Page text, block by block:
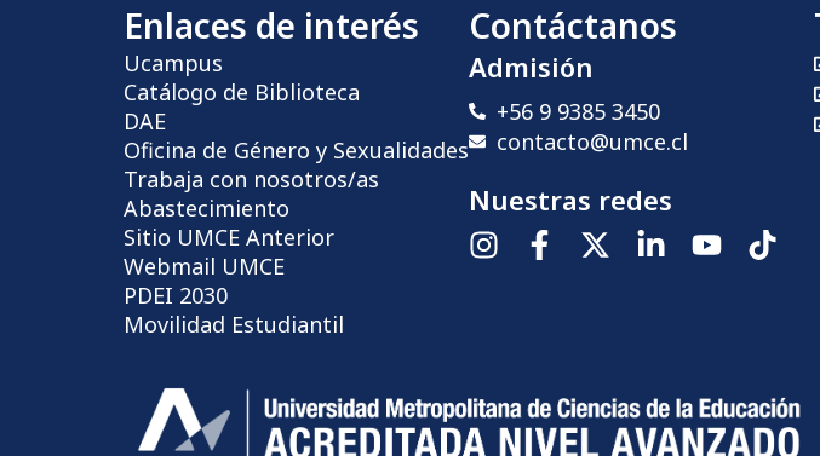
Enlaces de interés
Ucampus
Catálogo de Biblioteca
DAE
Oficina de Género y Sexualidades
Trabaja con nosotros/as
Abastecimiento
Sitio UMCE Anterior
Webmail UMCE
PDEI 2030
Movilidad Estudiantil
Contáctanos
Admisión
+56 9 9385 3450
contacto@umce.cl
Nuestras redes